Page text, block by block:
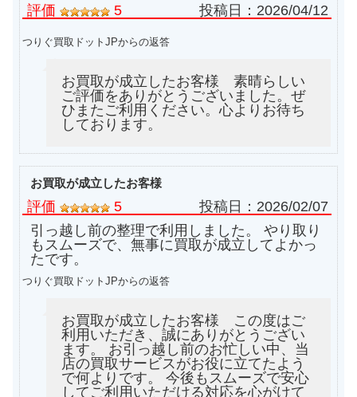
評価 5 投稿日： 2026/04/12
つりぐ買取ドットJPからの返答
お買取が成立したお客様 素晴らしい
ご評価をありがとうございました。ぜ
ひまたご利用ください。心よりお待ち
しております。
お買取が成立したお客様
評価 5 投稿日： 2026/02/07
引っ越し前の整理で利用しました。 やり取り
もスムーズで、無事に買取が成立してよかっ
たです。
つりぐ買取ドットJPからの返答
お買取が成立したお客様 この度はご
利用いただき、誠にありがとうござい
ます。 お引っ越し前のお忙しい中、当
店の買取サービスがお役に立てたよう
で何よりです。 今後もスムーズで安心
してご利用いただける対応を心がけて